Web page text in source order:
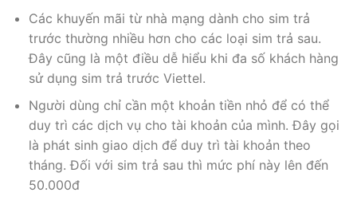
Các khuyến mãi từ nhà mạng dành cho sim trả
trước thường nhiều hơn cho các loại sim trả sau.
Đây cũng là một điều dễ hiểu khi đa số khách hàng
sử dụng sim trả trước Viettel.
Người dùng chỉ cần một khoản tiền nhỏ để có thể
duy trì các dịch vụ cho tài khoản của mình. Đây gọi
là phát sinh giao dịch để duy trì tài khoản theo
tháng. Đối với sim trả sau thì mức phí này lên đến
50.000đ